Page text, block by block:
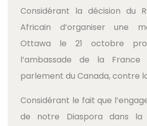
Considérant la décision du
Africain d’organiser une
Ottawa le 21 octobre
l’ambassade de la
parlement du Canada, contre
Considérant le fait que
de notre Diaspora dans